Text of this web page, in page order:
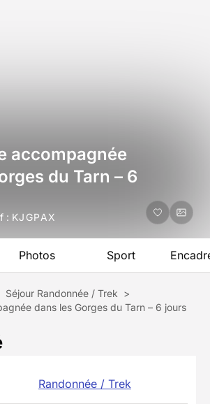
accompagnée
du Tarn – 6
: KJGPAX
Photos Sport
Séjour Randonnée / Trek >
dans les Gorges du Tarn – 6 jours
Randonnée / Trek